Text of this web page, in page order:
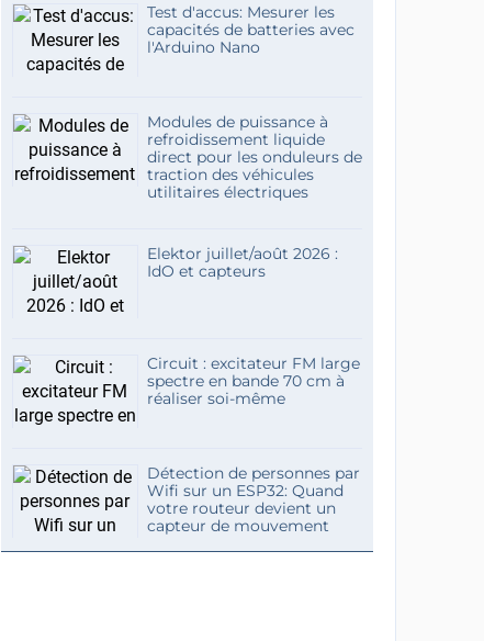
Test d'accus: Mesurer les
capacités de batteries avec
l'Arduino Nano
Modules de puissance à
refroidissement liquide
direct pour les onduleurs de
traction des véhicules
utilitaires électriques
Elektor juillet/août 2026 :
IdO et capteurs
Circuit : excitateur FM large
spectre en bande 70 cm à
réaliser soi-même
Détection de personnes par
Wifi sur un ESP32: Quand
votre routeur devient un
capteur de mouvement